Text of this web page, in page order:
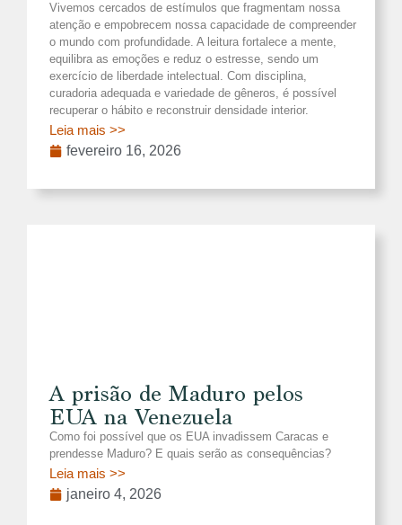
Vivemos cercados de estímulos que fragmentam nossa
atenção e empobrecem nossa capacidade de compreender
o mundo com profundidade. A leitura fortalece a mente,
equilibra as emoções e reduz o estresse, sendo um
exercício de liberdade intelectual. Com disciplina,
curadoria adequada e variedade de gêneros, é possível
recuperar o hábito e reconstruir densidade interior.
Leia mais >>
fevereiro 16, 2026
A prisão de Maduro pelos
EUA na Venezuela
Como foi possível que os EUA invadissem Caracas e
prendesse Maduro? E quais serão as consequências?
Leia mais >>
janeiro 4, 2026